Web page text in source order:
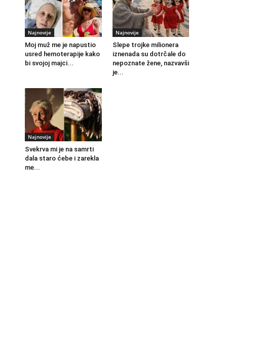
Najnovije
Moj muž me je napustio
usred hemoterapije kako
bi svojoj majci...
Najnovije
Slepe trojke milionera
iznenada su dotrčale do
nepoznate žene, nazvavši
je...
Najnovije
Svekrva mi je na samrti
dala staro ćebe i zarekla
me...